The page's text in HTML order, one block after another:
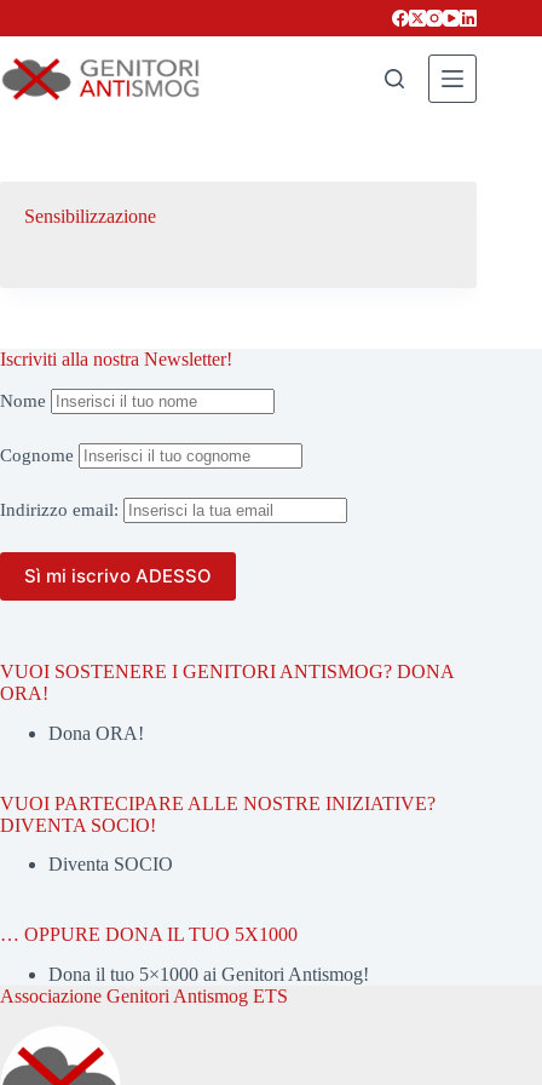
Sensibilizzazione
Iscriviti alla nostra Newsletter!
Nome
Cognome
Indirizzo email:
VUOI SOSTENERE I GENITORI ANTISMOG? DONA
ORA!
Dona ORA!
VUOI PARTECIPARE ALLE NOSTRE INIZIATIVE?
DIVENTA SOCIO!
Diventa SOCIO
… OPPURE DONA IL TUO 5X1000
Dona il tuo 5×1000 ai Genitori Antismog!
Associazione Genitori Antismog ETS